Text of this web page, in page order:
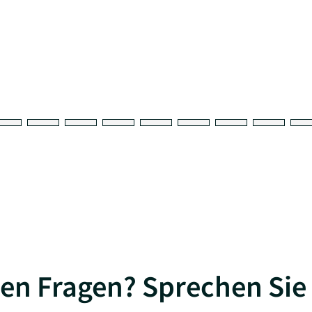
Fragen? Sprechen